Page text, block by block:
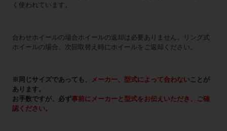
く使われています。
合わせホイールの場合ホイールの返却は必要ありません。リング式
ホイールの場合、次回取替え時にホイールをご返却ください。
※同じサイズであっても、 メーカー、型式によって合わないことが
あります。
お手数ですが、必ず事前にメーカーと型式をお伝えいただき、ご確
認ください。